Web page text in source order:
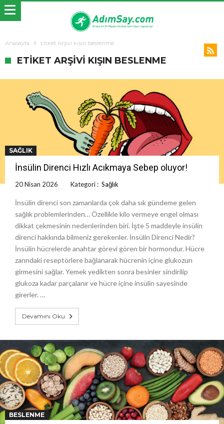
Anasayfa Etiket Arşivi kışın beslenme
ETIKET ARŞIVI KIŞIN BESLENME
SAĞLIK
İnsülin Direnci Hızlı Acıkmaya Sebep oluyor!
20 Nisan 2026 Kategori : Sağlık
İnsülin direnci son zamanlarda çok daha sık gündeme gelen
sağlık problemlerinden… Özellikle kilo vermeye engel olması
dikkat çekmesinin nedenlerinden biri. İşte 5 maddeyle insülin
direnci hakkında bilmeniz gerekenler. İnsülin Direnci Nedir?
İnsülin hücrelerde anahtar görevi gören bir hormondur. Hücre
zarındaki reseptörlere bağlanarak hücrenin içine glukozun
girmesini sağlar. Yemek yedikten sonra besinler sindirilip
glukoza kadar parçalanır ve hücre içine insülin sayesinde
girerler. …
Devamını Oku
BESLENME